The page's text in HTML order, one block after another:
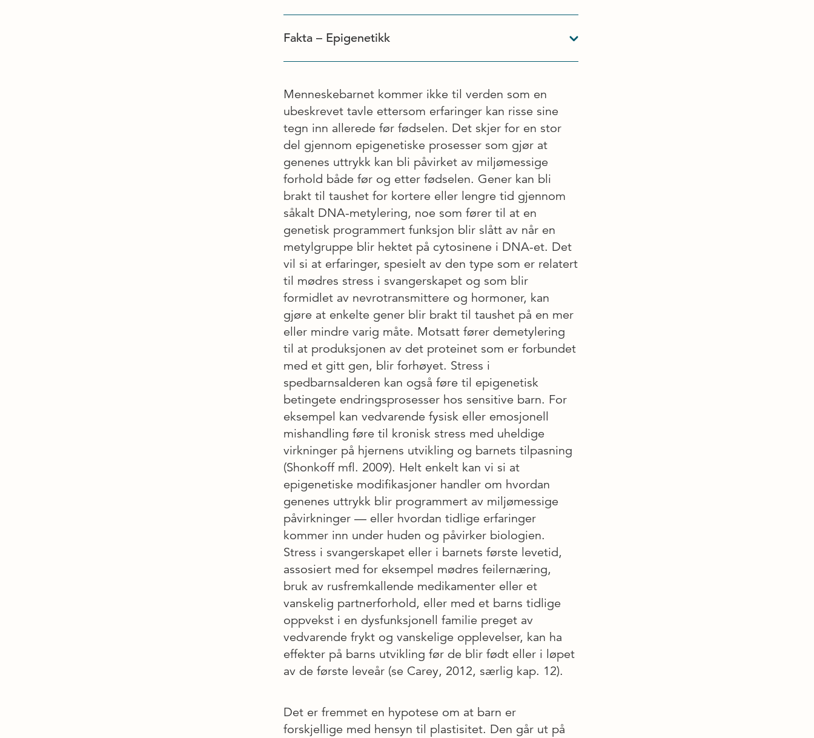
Fakta – Epigenetikk
Menneskebarnet kommer ikke til verden som en
ubeskrevet tavle ettersom erfaringer kan risse sine
tegn inn allerede før fødselen. Det skjer for en stor
del gjennom epigenetiske prosesser som gjør at
genenes uttrykk kan bli påvirket av miljømessige
forhold både før og etter fødselen. Gener kan bli
brakt til taushet for kortere eller lengre tid gjennom
såkalt DNA-metylering, noe som fører til at en
genetisk programmert funksjon blir slått av når en
metylgruppe blir hektet på cytosinene i DNA-et. Det
vil si at erfaringer, spesielt av den type som er relatert
til mødres stress i svangerskapet og som blir
formidlet av nevrotransmittere og hormoner, kan
gjøre at enkelte gener blir brakt til taushet på en mer
eller mindre varig måte. Motsatt fører demetylering
til at produksjonen av det proteinet som er forbundet
med et gitt gen, blir forhøyet. Stress i
spedbarnsalderen kan også føre til epigenetisk
betingete endringsprosesser hos sensitive barn. For
eksempel kan vedvarende fysisk eller emosjonell
mishandling føre til kronisk stress med uheldige
virkninger på hjernens utvikling og barnets tilpasning
(Shonkoff mfl. 2009). Helt enkelt kan vi si at
epigenetiske modifikasjoner handler om hvordan
genenes uttrykk blir programmert av miljømessige
påvirkninger — eller hvordan tidlige erfaringer
kommer inn under huden og påvirker biologien.
Stress i svangerskapet eller i barnets første levetid,
assosiert med for eksempel mødres feilernæring,
bruk av rusfremkallende medikamenter eller et
vanskelig partnerforhold, eller med et barns tidlige
oppvekst i en dysfunksjonell familie preget av
vedvarende frykt og vanskelige opplevelser, kan ha
effekter på barns utvikling før de blir født eller i løpet
av de første leveår (se Carey, 2012, særlig kap. 12).
Det er fremmet en hypotese om at barn er
forskjellige med hensyn til plastisitet. Den går ut på